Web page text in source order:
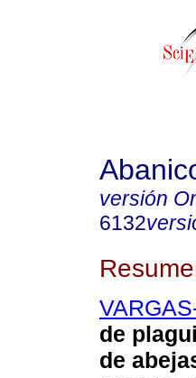
versión
6132
de
de